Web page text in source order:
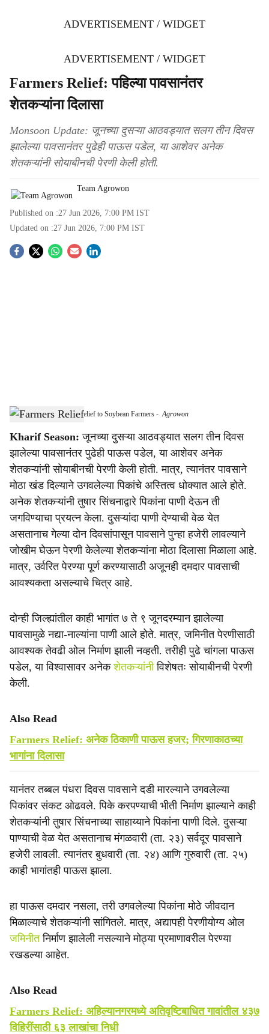
ADVERTISEMENT / WIDGET
ADVERTISEMENT / WIDGET
Farmers Relief: पहिल्या पावसानंतर
शेतकऱ्यांना दिलासा
Monsoon Update: जूनच्या दुसऱ्या आठवड्यात सलग तीन दिवस
झालेल्या पावसानंतर पुढेही पाऊस पडेल, या आशेवर अनेक
शेतकऱ्यांनी सोयाबीनची पेरणी केली होती.
Team Agrowon
Published on :27 Jun 2026, 7:00 PM IST
Updated on :27 Jun 2026, 7:00 PM IST
S
a
r
e
First Good Rain Brings Relief to Soybean Farmers -Agrowon
Kharif Season:जूनच्या दुसऱ्या आठवड्यात सलग तीन दिवस
झालेल्या पावसानंतर पुढेही पाऊस पडेल, या आशेवर अनेक
शेतकऱ्यांनी सोयाबीनची पेरणी केली होती. मात्र, त्यानंतर पावसाने
मोठा खंड दिल्याने उगवलेल्या पिकांचे अस्तित्व धोक्यात आले होते.
अनेक शेतकऱ्यांनी तुषार सिंचनाद्वारे पिकांना पाणी देऊन ती
जगविण्याचा प्रयत्न केला. दुसऱ्यांदा पाणी देण्याची वेळ येत
असतानाच गेल्या दोन दिवसांपासून पावसाने पुन्हा हजेरी लावल्याने
जोखीम घेऊन पेरणी केलेल्या शेतकऱ्यांना मोठा दिलासा मिळाला आहे.
मात्र, उर्वरित पेरण्या पूर्ण करण्यासाठी अजूनही दमदार पावसाची
आवश्यकता असल्याचे चित्र आहे.
दोन्ही जिल्ह्यांतील काही भागांत ७ ते ९ जूनदरम्यान झालेल्या
पावसामुळे नद्या-नाल्यांना पाणी आले होते. मात्र, जमिनीत पेरणीसाठी
आवश्यक तेवढी ओल निर्माण झाली नव्हती. तरीही पुढे चांगला पाऊस
पडेल, या विश्वासावर अनेकशेतकऱ्यांनीविशेषतः सोयाबीनची पेरणी
केली.
Also Read
Farmers Relief: अनेक ठिकाणी पाऊस हजर; गिरणाकाठच्या
भागांना दिलासा
यानंतर तब्बल पंधरा दिवस पावसाने दडी मारल्याने उगवलेल्या
पिकांवर संकट ओढवले. पिके करपण्याची भीती निर्माण झाल्याने काही
शेतकऱ्यांनी तुषार सिंचनाच्या साहाय्याने पिकांना पाणी दिले. दुसऱ्या
पाण्याची वेळ येत असतानाच मंगळवारी (ता. २३) सर्वदूर पावसाने
हजेरी लावली. त्यानंतर बुधवारी (ता. २४) आणि गुरुवारी (ता. २५)
काही भागांतही पाऊस झाला.
हा पाऊस दमदार नसला, तरी उगवलेल्या पिकांना मोठे जीवदान
मिळाल्याचे शेतकऱ्यांनी सांगितले. मात्र, अद्यापही पेरणीयोग्य ओल
जमिनीतनिर्माण झालेली नसल्याने मोठ्या प्रमाणावरील पेरण्या
रखडल्या आहेत.
Also Read
Farmers Relief: अहिल्यानगरमध्ये अतिवृष्टिबाधित गावांतील ४३७
विहिरींसाठी ६३ लाखांचा निधी